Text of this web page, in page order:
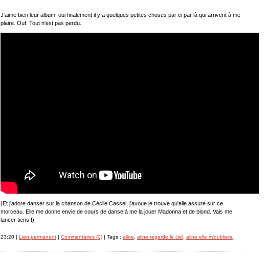
J'aime bien leur album, oui finalement il y a quelques petites choses par ci par là qui arrivent à me
plaire. Ouf. Tout n'est pas perdu.
(Et j'adore danser sur la chanson de Cécile Cassel, j'avoue je trouve qu'elle assure sur ce
morceau. Elle me donne envie de cours de danse à me la jouer Madonna et de blond. Vais me
lancer tiens !)
23:20 | Lien permanent | Commentaires (0) | Tags : aline, aline regarde le ciel, aline elle m'oubliera